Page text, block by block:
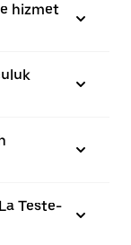
hizmet
Teste-